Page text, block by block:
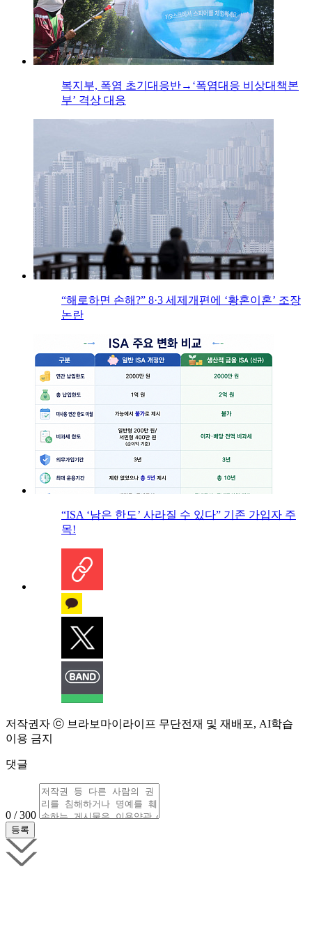
복지부, 폭염 초기대응반→‘폭염대응 비상대책본
부’ 격상 대응
“해로하면 손해?” 8·3 세제개편에 ‘황혼이혼’ 조장
논란
“ISA ‘남은 한도’ 사라질 수 있다” 기존 가입자 주
목!
저작권자 ⓒ 브라보마이라이프 무단전재 및 재배포, AI학습
이용 금지
댓글
0 / 300